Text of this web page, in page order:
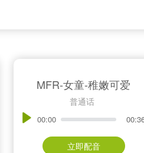
MFR-女童-稚嫩可爱
普通话
00:00
立即配音